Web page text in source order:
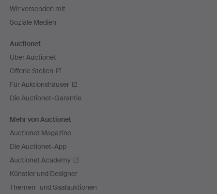
Wir versenden mit
Soziale Medien
Auctionet
Über Auctionet
Offene Stellen
Für Auktionshäuser
Die Auctionet-Garantie
Mehr von Auctionet
Auctionet Magazine
Die Auctionet-App
Auctionet Academy
Künstler und Designer
Themen- und Saalauktionen